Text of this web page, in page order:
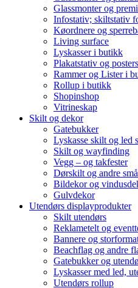
Glassmonter og
Infostativ; skiltstativ
Køordnere og
Living surface
Lyskasser i butikk
Plakatstativ og
Rammer og Lister i
Rollup i butikk
Shopinshop
Vitrineskap
Skilt og dekor
Gatebukker
Lyskasse skilt og led
Skilt og wayfinding
Vegg – og takfester
Dørskilt og andre
Bildekor og
Gulvdekor
Utendørs displayprodukter
Skilt utendørs
Reklametelt og
Bannere og
Beachflag og andre
Gatebukker og
Lyskasser med led,
Utendørs rollup